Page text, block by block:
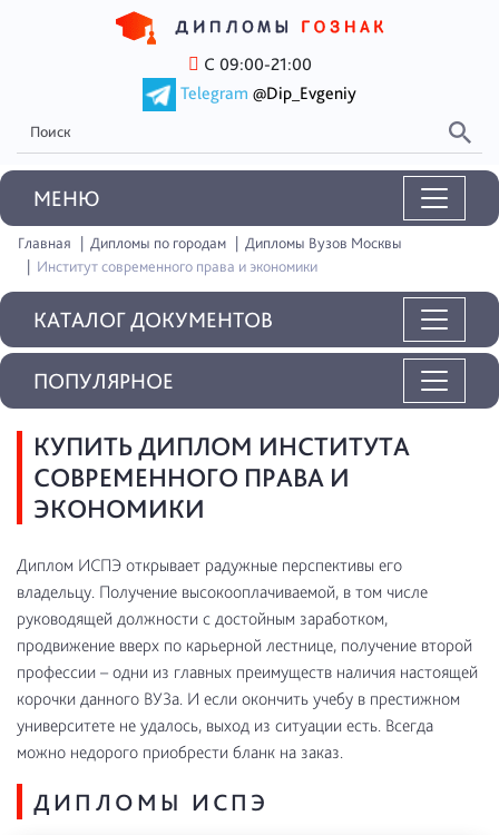
С 09:00-21:00
Telegram @Dip_Evgeniy
MEНЮ
Главная Дипломы по городам
Дипломы Вузов Москвы
Институт современного права и экономики
КАТАЛОГ ДОКУМЕНТОВ
КУПИТЬ ДИПЛОМ ИНСТИТУТА
СОВРЕМЕННОГО ПРАВА И
ЭКОНОМИКИ
Диплом ИСПЭ открывает радужные перспективы его
владельцу. Получение высокооплачиваемой, в том числе
руководящей должности с достойным заработком,
продвижение вверх по карьерной лестнице, получение второй
профессии – одни из главных преимуществ наличия настоящей
корочки данного ВУЗа. И если окончить учебу в престижном
университете не удалось, выход из ситуации есть. Всегда
можно недорого приобрести бланк на заказ.
ДИПЛОМЫ ИСПЭ
ПОПУЛЯРНОЕ